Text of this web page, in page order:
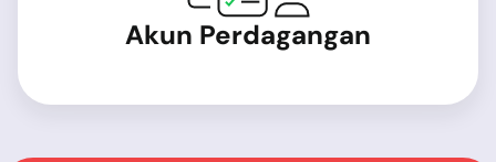
Akun Perdagangan